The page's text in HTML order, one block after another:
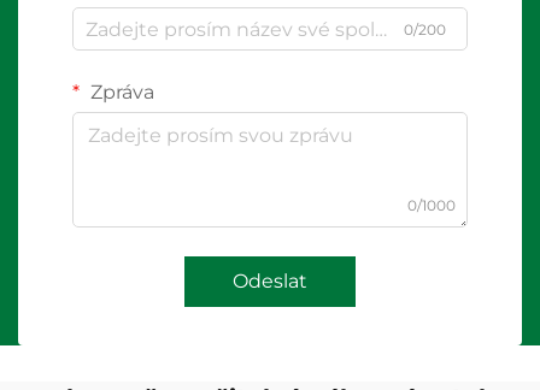
0/200
Zpráva
0/1000
Odeslat